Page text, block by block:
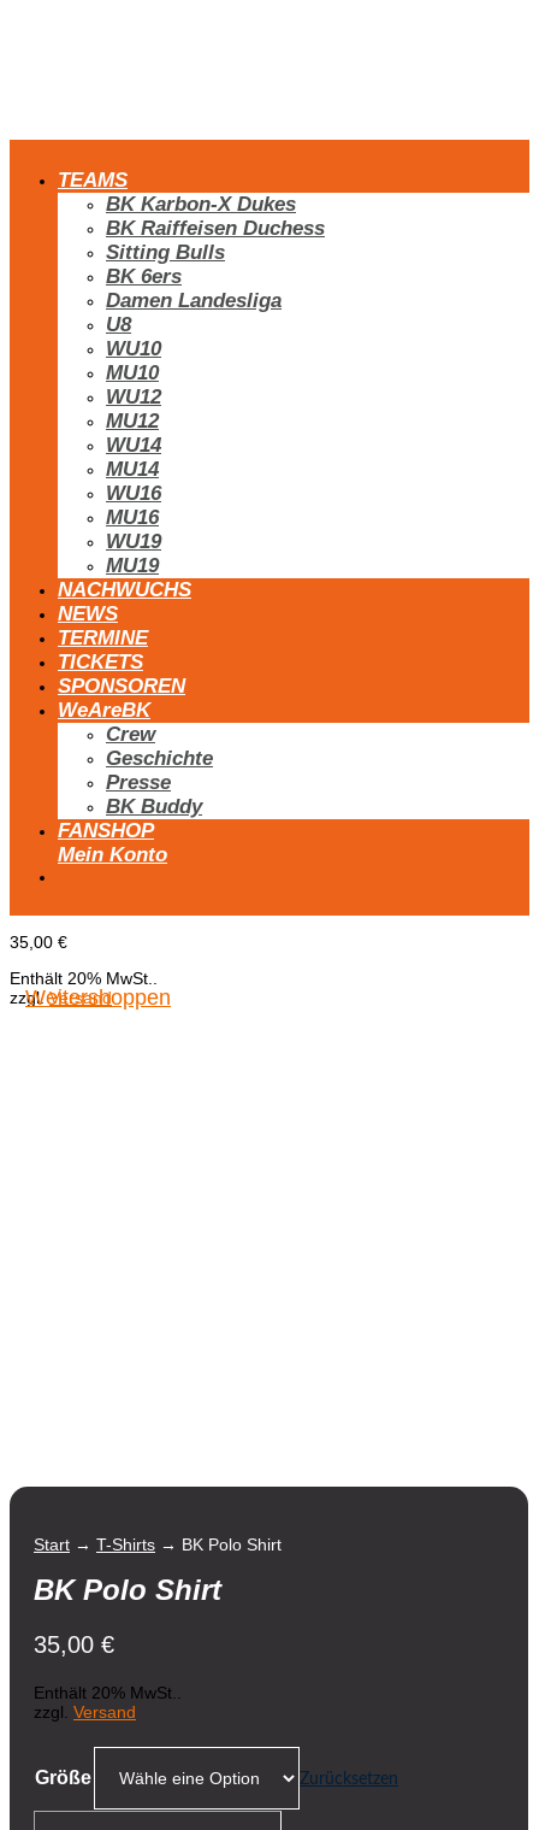
TEAMS
BK Karbon-X Dukes
BK Raiffeisen Duchess
Sitting Bulls
BK 6ers
Damen Landesliga
U8
WU10
MU10
WU12
MU12
WU14
MU14
WU16
MU16
WU19
MU19
NACHWUCHS
NEWS
TERMINE
TICKETS
SPONSOREN
WeAreBK
Crew
Geschichte
Presse
BK Buddy
FANSHOP
Mein Konto
35,00 €
Enthält 20% MwSt..
zzgl.Versand
Weitershoppen
Start → T-Shirts → BK Polo Shirt
BK Polo Shirt
35,00 €
Enthält 20% MwSt..
zzgl. Versand
Größe Zurücksetzen